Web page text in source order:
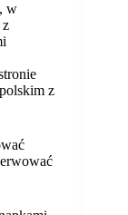
w
z
z